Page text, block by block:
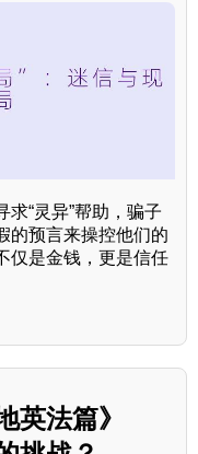
“灵异”帮助，骗子
的预言来操控他们的
仅是金钱，更是信任
英法篇》